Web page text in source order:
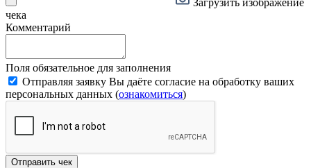
чека
Комментарий
Поля обязательное для заполнения
Отправляя заявку Вы даёте согласие на обработку ваших
персональных данных (ознакомиться)
Отправить чек